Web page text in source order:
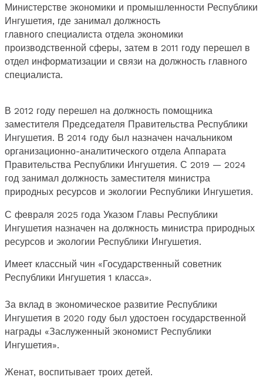
Министерстве экономики и промышленности Республики
Ингушетия, где занимал должность
главного специалиста отдела экономики
производственной сферы, затем в 2011 году перешел в
отдел информатизации и связи на должность главного
специалиста.
В 2012 году перешел на должность помощника
заместителя Председателя Правительства Республики
Ингушетия. В 2014 году был назначен начальником
организационно-аналитического отдела Аппарата
Правительства Республики Ингушетия. С 2019 — 2024
год занимал должность заместителя министра
природных ресурсов и экологии Республики Ингушетия.
С февраля 2025 года Указом Главы Республики
Ингушетия назначен на должность министра природных
ресурсов и экологии Республики Ингушетия.
Имеет классный чин «Государственный советник
Республики Ингушетия 1 класса».
За вклад в экономическое развитие Республики
Ингушетия в 2020 году был удостоен государственной
награды «Заслуженный экономист Республики
Ингушетия».
Женат, воспитывает троих детей.